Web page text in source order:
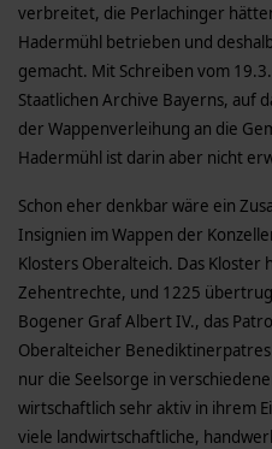
verbreitet, die Perlachinger
Hadermühl betrieben und
gemacht. Mit Schreiben vom
Staatlichen Archive Bayerns, auf
der Wappenverleihung an die
Hadermühl ist darin aber nicht
Schon eher denkbar wäre ein
Insignien im Wappen der
Klosters Oberalteich. Das Kloster
Zehentrechte, und 1225
Bogener Graf Albert IV., das
Oberalteicher
nur die Seelsorge in
wirtschaftlich sehr aktiv in ihrem
viele landwirtschaftliche,